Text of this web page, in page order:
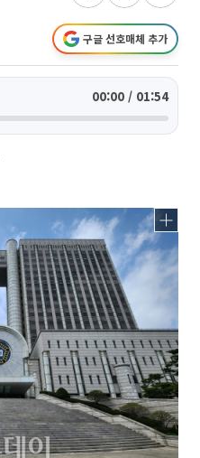
구글 선호매체 추가
00:00 / 01:54